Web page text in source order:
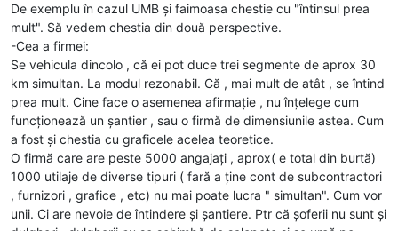
De exemplu în cazul UMB și faimoasa chestie cu "întinsul prea
mult". Să vedem chestia din două perspective.
-Cea a firmei:
Se vehicula dincolo , că ei pot duce trei segmente de aprox 30
km simultan. La modul rezonabil. Că , mai mult de atât , se întind
prea mult. Cine face o asemenea afirmație , nu înțelege cum
funcționează un șantier , sau o firmă de dimensiunile astea. Cum
a fost și chestia cu graficele acelea teoretice.
O firmă care are peste 5000 angajați , aprox( e total din burtă)
1000 utilaje de diverse tipuri ( fară a ține cont de subcontractori
, furnizori , grafice , etc) nu mai poate lucra " simultan". Cum vor
unii. Ci are nevoie de întindere și șantiere. Ptr că șoferii nu sunt și